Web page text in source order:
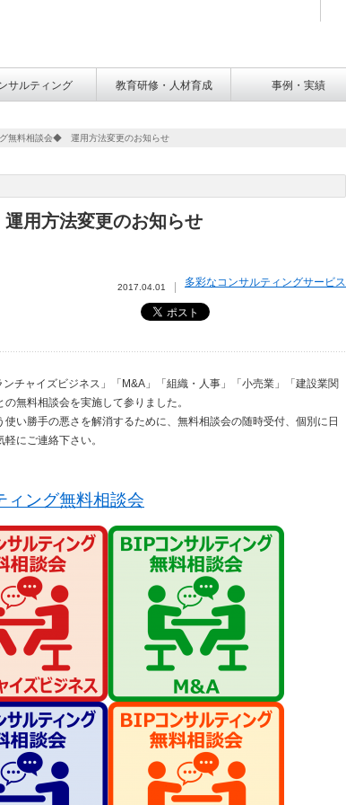
サルティング 教育研修・人材育成 事例・実績
無料相談会◆ 運用方法変更のお知らせ
用方法変更のお知らせ
2017.04.01 多彩なコンサルティングサービス
チャイズビジネス」「M&A」「組織・人事」「小売業」「建設業関
無料相談会を実施して参りました。
い勝手の悪さを解消するために、無料相談会の随時受付、個別に日
にご連絡下さい。
ィング無料相談会